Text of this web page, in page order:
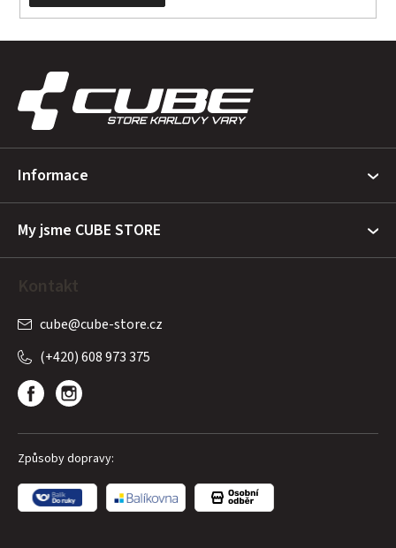
Informace
My jsme CUBE STORE
Kontakt
cube@cube-store.cz
(+420) 608 973 375
Způsoby dopravy: